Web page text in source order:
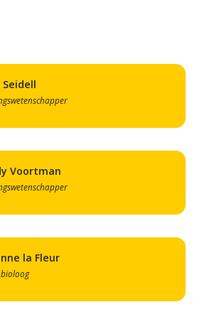
Generale
Home
Agenda
Video
Podcast
Artikelen
Seidell
Voortman
la Fleur